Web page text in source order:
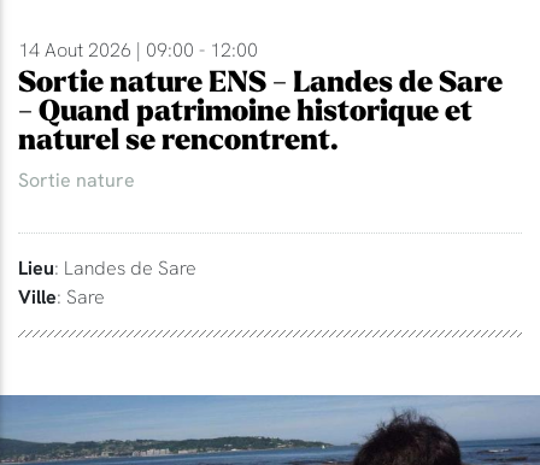
14 Aout 2026 | 09:00 - 12:00
Sortie nature ENS - Landes de Sare
- Quand patrimoine historique et
naturel se rencontrent.
Sortie nature
Lieu: Landes de Sare
Ville: Sare